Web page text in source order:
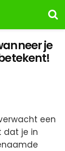
je
een
dat je in